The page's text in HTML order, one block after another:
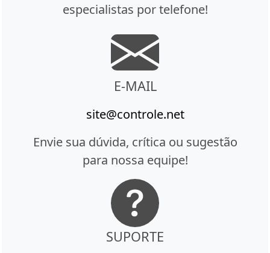
especialistas por telefone!
E-MAIL
site@controle.net
Envie sua dúvida, crítica ou sugestão
para nossa equipe!
SUPORTE